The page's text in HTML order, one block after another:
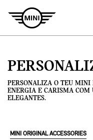
PERSONALIZA O TEU MINI
ENERGIA E CARISMA COM
ELEGANTES.
MINI ORIGINAL ACCESSORIES